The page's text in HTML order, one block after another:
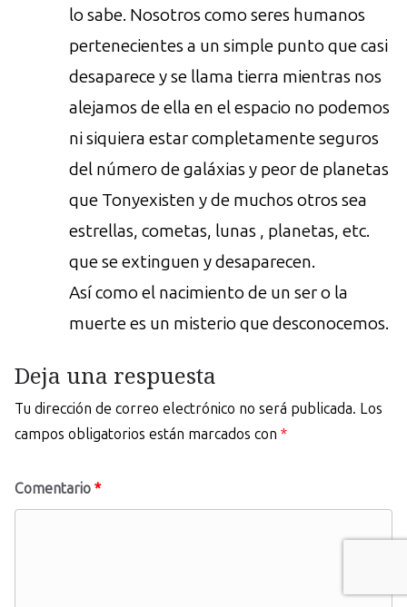
lo sabe. Nosotros como seres humanos
pertenecientes a un simple punto que casi
desaparece y se llama tierra mientras nos
alejamos de ella en el espacio no podemos
ni siquiera estar completamente seguros
del número de galáxias y peor de planetas
que Tonyexisten y de muchos otros sea
estrellas, cometas, lunas , planetas, etc.
que se extinguen y desaparecen.
Así como el nacimiento de un ser o la
muerte es un misterio que desconocemos.
Deja una respuesta
Tu dirección de correo electrónico no será publicada. Los
campos obligatorios están marcados con *
Comentario *